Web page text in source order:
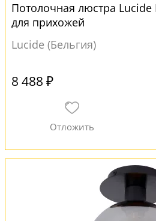
Потолочная люстра
для прихожей
Lucide (Бельгия)
8 488 ₽